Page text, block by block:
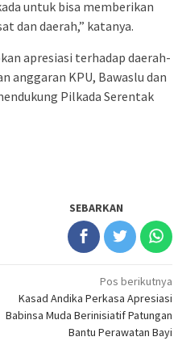
untuk bisa memberikan
dan daerah,” katanya.
apresiasi terhadap daerah-
anggaran KPU, Bawaslu dan
Pilkada Serentak
SEBARKAN
Pos berikutnya
Kasad Andika Perkasa Apresiasi
Babinsa Muda Berinisiatif Patungan
Bantu Perawatan Bayi